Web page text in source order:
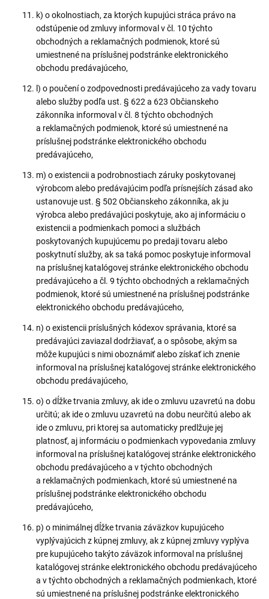
k) o okolnostiach, za ktorých kupujúci stráca právo na
odstúpenie od zmluvy informoval v čl. 10 týchto
obchodných a reklamačných podmienok, ktoré sú
umiestnené na príslušnej podstránke elektronického
obchodu predávajúceho,
l) o poučení o zodpovednosti predávajúceho za vady tovaru
alebo služby podľa ust. § 622 a 623 Občianskeho
zákonníka informoval v čl. 8 týchto obchodných
a reklamačných podmienok, ktoré sú umiestnené na
príslušnej podstránke elektronického obchodu
predávajúceho,
m) o existencii a podrobnostiach záruky poskytovanej
výrobcom alebo predávajúcim podľa prísnejších zásad ako
ustanovuje ust. § 502 Občianskeho zákonníka, ak ju
výrobca alebo predávajúci poskytuje, ako aj informáciu o
existencii a podmienkach pomoci a službách
poskytovaných kupujúcemu po predaji tovaru alebo
poskytnutí služby, ak sa taká pomoc poskytuje informoval
na príslušnej katalógovej stránke elektronického obchodu
predávajúceho a čl. 9 týchto obchodných a reklamačných
podmienok, ktoré sú umiestnené na príslušnej podstránke
elektronického obchodu predávajúceho,
n) o existencii príslušných kódexov správania, ktoré sa
predávajúci zaviazal dodržiavať, a o spôsobe, akým sa
môže kupujúci s nimi oboznámiť alebo získať ich znenie
informoval na príslušnej katalógovej stránke elektronického
obchodu predávajúceho,
o) o dĺžke trvania zmluvy, ak ide o zmluvu uzavretú na dobu
určitú; ak ide o zmluvu uzavretú na dobu neurčitú alebo ak
ide o zmluvu, pri ktorej sa automaticky predlžuje jej
platnosť, aj informáciu o podmienkach vypovedania zmluvy
informoval na príslušnej katalógovej stránke elektronického
obchodu predávajúceho a v týchto obchodných
a reklamačných podmienkach, ktoré sú umiestnené na
príslušnej podstránke elektronického obchodu
predávajúceho,
p) o minimálnej dĺžke trvania záväzkov kupujúceho
vyplývajúcich z kúpnej zmluvy, ak z kúpnej zmluvy vyplýva
pre kupujúceho takýto záväzok informoval na príslušnej
katalógovej stránke elektronického obchodu predávajúceho
a v týchto obchodných a reklamačných podmienkach, ktoré
sú umiestnené na príslušnej podstránke elektronického